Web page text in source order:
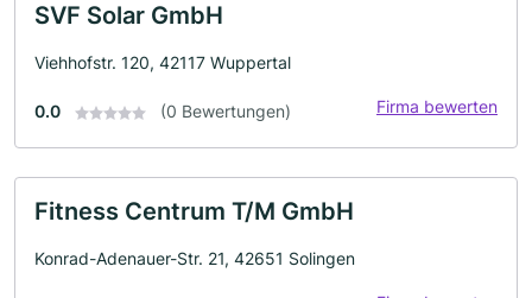
SVF Solar GmbH
Viehhofstr. 120, 42117 Wuppertal
0.0 (0 Bewertungen) Firma bewerten
Fitness Centrum T/M GmbH
Konrad-Adenauer-Str. 21, 42651 Solingen